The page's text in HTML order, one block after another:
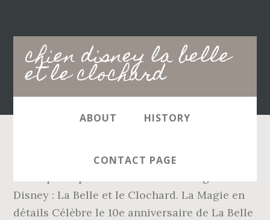
chien disney la belle
et le clochard
Main
navigation
ABOUT HISTORY
CONTACT PAGE
Ce soir à 20h50, M6 célèbre Noël avec le
Disney : La Belle et le Clochard. La Magie en
détails Célèbre le 10e anniversaire de La Belle